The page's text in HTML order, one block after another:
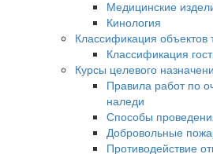
Медицинские
Кинология
Классификация объектов
Классификация
Курсы целевого
Правила работ по
наледи
Способы
Добровольные
Противодействие